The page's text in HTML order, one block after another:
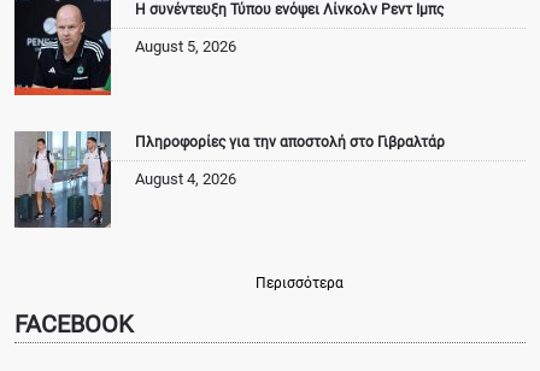
Η συνέντευξη Τύπου ενόψει Λίνκολν Ρεντ Ιμπς
August 5, 2026
Πληροφορίες για την αποστολή στο Γιβραλτάρ
August 4, 2026
Περισσότερα
FACEBOOK